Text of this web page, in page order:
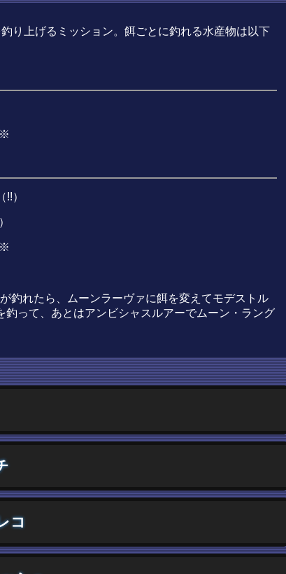
り上げるミッション。餌ごとに釣れる水産物は以下
※
）
※
釣れたら、ムーンラーヴァに餌を変えてモデストル
釣って、あとはアンビシャスルアーでムーン・ラング
コ